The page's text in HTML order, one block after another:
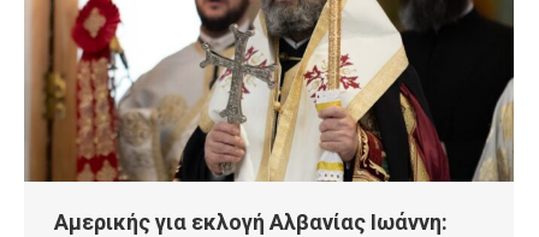
Αμερικής για εκλογή Αλβανίας Ιωάννη: